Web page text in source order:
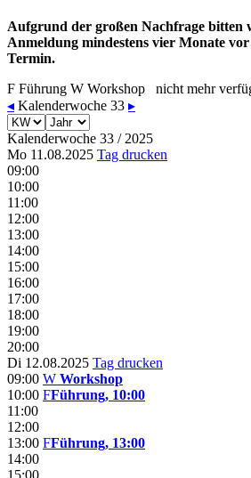
Aufgrund der großen Nachfrage bitten
Anmeldung mindestens vier Monate
Termin.
F Führung W Workshop
nicht mehr
◂ Kalenderwoche 33 ▸
Kalenderwoche 33 / 2025
Mo 11.08.2025 Tag drucken
09:00
10:00
11:00
12:00
13:00
14:00
15:00
16:00
17:00
18:00
19:00
20:00
Di 12.08.2025 Tag drucken
09:00 W Workshop
10:00 FFührung, 10:00
11:00
12:00
13:00 FFührung, 13:00
14:00